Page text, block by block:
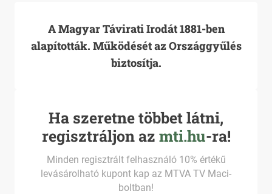
A Magyar Távirati Irodát 1881-ben
alapították. Működését az Országgyűlés
biztosítja.
Ha szeretne többet látni,
regisztráljon az mti.hu-ra!
Minden regisztrált felhasználó 10% értékű
levásárolható kupont kap az MTVA TV Maci-
boltban!